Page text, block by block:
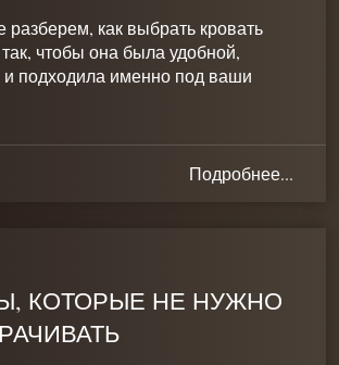
разберем, как выбрать кровать
чтобы она была удобной,
и подходила именно под ваши
Подробнее...
КОТОРЫЕ НЕ НУЖНО